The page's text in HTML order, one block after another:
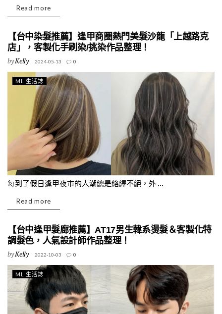
Read more
【台中染髮推薦】逢甲商圈熱門美髮沙龍「上越路克
店」，客製化手刷染/挑染作品整理！
byKelly 2024-05-13 0
ML 生活誌
每到了假日逢甲夜市的人潮總是絡繹不絕，外 ...
Read more
【台中逢甲髮廊推薦】AT17男生韓系燙髮＆客製化特
調髮色，人氣設計師作品整理！
byKelly 2022-10-03 0
ML 生活誌